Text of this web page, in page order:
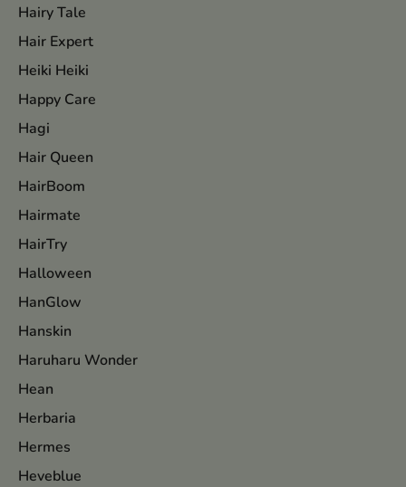
Hairy Tale
Hair Expert
Heiki Heiki
Happy Care
Hagi
Hair Queen
HairBoom
Hairmate
HairTry
Halloween
HanGlow
Hanskin
Haruharu Wonder
Hean
Herbaria
Hermes
Heveblue